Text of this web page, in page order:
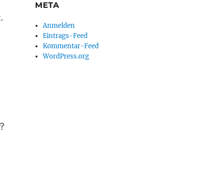
?
META
Anmelden
Eintrags-Feed
Kommentar-Feed
WordPress.org